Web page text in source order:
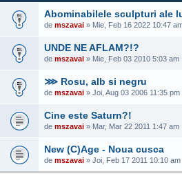
Abominabilele sculpturi ale
de mszavai » Mie, Feb 16 2022 10:47
UNDE NE AFLAM?!?
de mszavai » Mie, Feb 03 2010 5:03 am
⋙ Rosu, alb si negru
de mszavai » Joi, Aug 03 2006 11:35 pm
Cine este Saturn?!
de mszavai » Mar, Mar 22 2011 1:47 am
New (C)Age - Noua cusca
de mszavai » Joi, Feb 17 2011 10:10 am